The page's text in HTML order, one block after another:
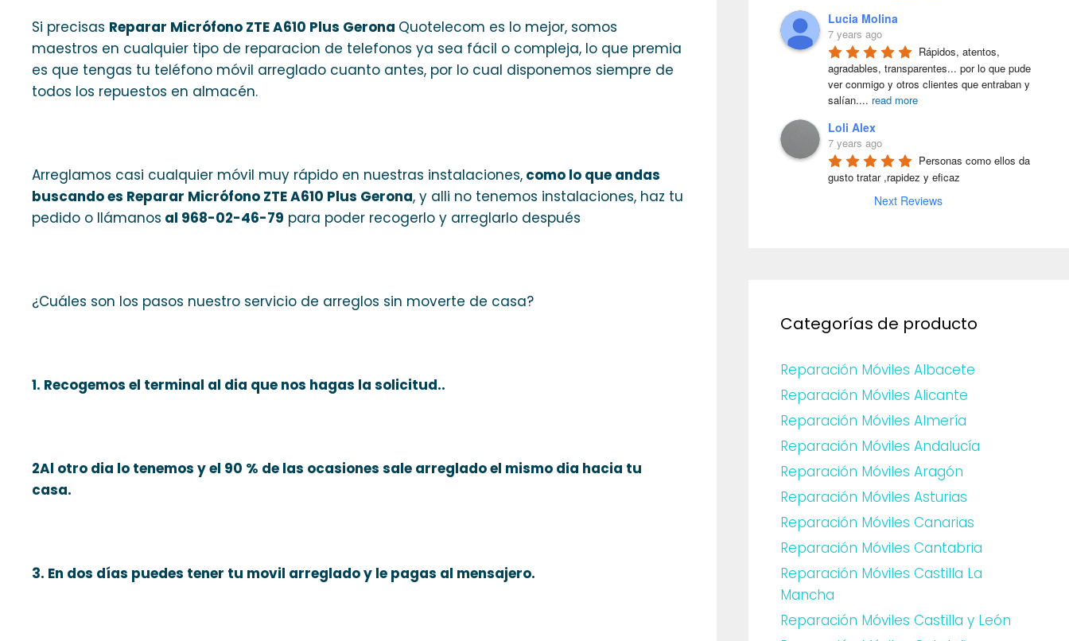
Si precisas Reparar Micrófono ZTE A610 Plus Gerona Quotelecom es lo mejor, somos
maestros en cualquier tipo de reparacion de telefonos ya sea fácil o compleja, lo que premia
es que tengas tu teléfono móvil arreglado cuanto antes, por lo cual disponemos siempre de
todos los repuestos en almacén.
Arreglamos casi cualquier móvil muy rápido en nuestras instalaciones, como lo que andas
buscando es Reparar Micrófono ZTE A610 Plus Gerona, y alli no tenemos instalaciones, haz tu
pedido o llámanos al 968-02-46-79 para poder recogerlo y arreglarlo después
¿Cuáles son los pasos nuestro servicio de arreglos sin moverte de casa?
1. Recogemos el terminal al dia que nos hagas la solicitud..
2Al otro dia lo tenemos y el 90 % de las ocasiones sale arreglado el mismo dia hacia tu
casa.
3. En dos días puedes tener tu movil arreglado y le pagas al mensajero.
Lucia Molina
7 years ago
Rápidos, atentos,
agradables, transparentes... por lo que pude
ver conmigo y otros clientes que entraban y
salían.... read more
Loli Alex
7 years ago
Personas como ellos da
gusto tratar ,rapidez y eficaz
Next Reviews
Categorías de producto
Reparación Móviles Albacete
Reparación Móviles Alicante
Reparación Móviles Almería
Reparación Móviles Andalucía
Reparación Móviles Aragón
Reparación Móviles Asturias
Reparación Móviles Canarias
Reparación Móviles Cantabria
Reparación Móviles Castilla La
Mancha
Reparación Móviles Castilla y León